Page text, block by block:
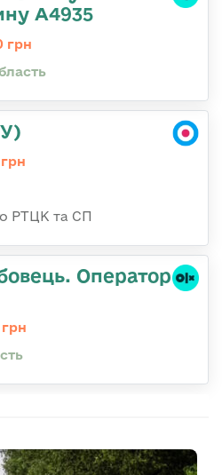
А4935
грн
РТЦК та СП
Оператор